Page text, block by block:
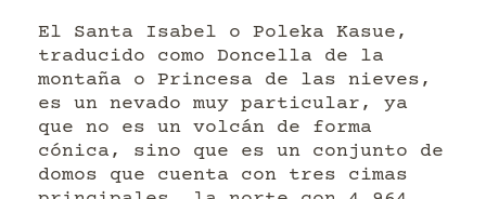
El Santa Isabel o Poleka Kasue,
traducido como Doncella de la
montaña o Princesa de las nieves,
es un nevado muy particular, ya
que no es un volcán de forma
cónica, sino que es un conjunto de
domos que cuenta con tres cimas